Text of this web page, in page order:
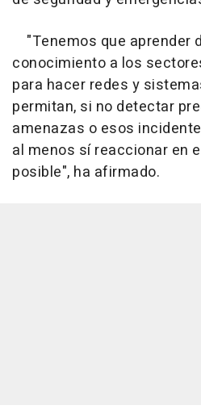
"Tenemos que aprender
conocimiento a los
para hacer redes y
permitan, si no detectar
amenazas o esos
al menos sí reaccionar en
posible", ha afirmado.